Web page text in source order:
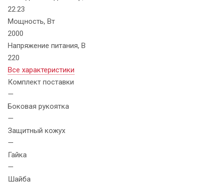
22.23
Мощность, Вт
2000
Напряжение питания, В
220
Все характеристики
Комплект поставки
—
Боковая рукоятка
—
Защитный кожух
—
Гайка
—
Шайба